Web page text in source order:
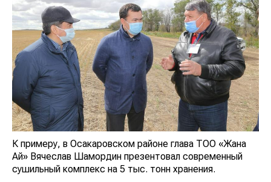
К примеру, в Осакаровском районе глава ТОО «Жана
Ай» Вячеслав Шамордин презентовал современный
сушильный комплекс на 5 тыс. тонн хранения.